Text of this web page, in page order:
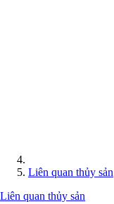
Liên quan thủy sản
Liên quan thủy sản